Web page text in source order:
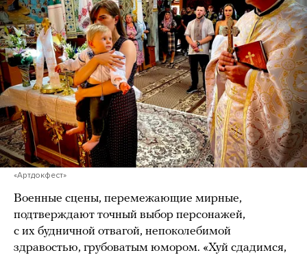
«Артдокфест»
Военные сцены, перемежающие мирные,
подтверждают точный выбор персонажей,
с их будничной отвагой, непоколебимой
здравостью, грубоватым юмором. «Хуй сдадимся,